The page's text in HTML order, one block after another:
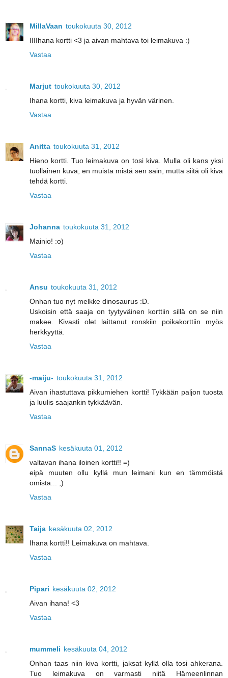
MillaVaan toukokuuta 30, 2012
IIIIhana kortti <3 ja aivan mahtava toi leimakuva :)
Vastaa
Marjut toukokuuta 30, 2012
Ihana kortti, kiva leimakuva ja hyvän värinen.
Vastaa
Anitta toukokuuta 31, 2012
Hieno kortti. Tuo leimakuva on tosi kiva. Mulla oli kans yksi
tuollainen kuva, en muista mistä sen sain, mutta siitä oli kiva
tehdä kortti.
Vastaa
Johanna toukokuuta 31, 2012
Mainio! :o)
Vastaa
Ansu toukokuuta 31, 2012
Onhan tuo nyt melkke dinosaurus :D.
Uskoisin että saaja on tyytyväinen korttiin sillä on se niin
makee. Kivasti olet laittanut ronskiin poikakorttiin myös
herkkyyttä.
Vastaa
-maiju- toukokuuta 31, 2012
Aivan ihastuttava pikkumiehen kortti! Tykkään paljon tuosta
ja luulis saajankin tykkäävän.
Vastaa
SannaS kesäkuuta 01, 2012
valtavan ihana iloinen kortti!! =)
eipä muuten ollu kyllä mun leimani kun en tämmöistä
omista... ;)
Vastaa
Taija kesäkuuta 02, 2012
Ihana kortti!! Leimakuva on mahtava.
Vastaa
Pipari kesäkuuta 02, 2012
Aivan ihana! <3
Vastaa
mummeli kesäkuuta 04, 2012
Onhan taas niin kiva kortti, jaksat kyllä olla tosi ahkerana.
Tuo leimakuva on varmasti niitä Hämeenlinnan